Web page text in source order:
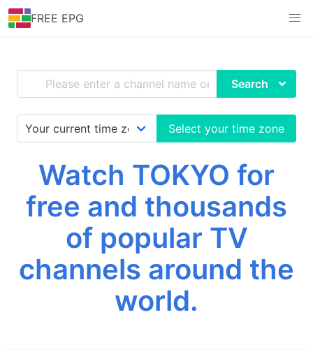
FREE EPG
Search
Select your time zone
Watch TOKYO for
free and thousands
of popular TV
channels around the
world.